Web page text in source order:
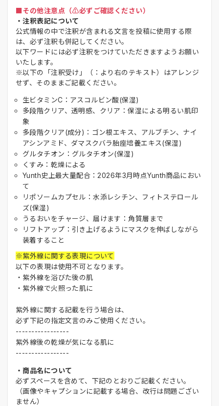
■その他注意点（⚠️必ずご確認ください）
・注釈表記について
公式情報の中で注釈が含まれる文言を投稿に使用する際
は、必ず注釈も併記してください。
以下ワードには必ず注釈をつけていただきますようお願い
いたします。
※以下の「注釈受け」（：より右のテキスト）はアレンジ
せず、そのままご記載ください。
生ビタミンC：アスコルビン酸(保湿)
多段階クリア、透明感、クリア：保湿による明るい肌印
象
多段階クリア(成分)：ゴン根エキス、アルブチン、ナイ
アシンアミド、ダマスクバラ胎座培養エキス(保湿)
グルタチオン：グルタチオン(保湿)
くすみ：乾燥による
Yunth史上最大量配合：2026年3月時点Yunth商品におい
て
リポソームカプセル：水添レシチン、フィトステロール
ズ(保湿)
うるおいをチャージ、届けます：角質層まで
リフトアップ：引き上げるようにマスクを伸ばしながら
装着すること
※紫外線に関する表現について
以下の表現は使用不可となります。
・紫外線を浴びた後の肌
・紫外線で火照った肌に
紫外線に関する記載を行う場合は、
必ず下記の指定文言のみご使用ください。
-----------------
紫外線後の乾燥が気になる肌に
-----------------
・商品名について
必ずスペースを含めて、下記のとおりご記載ください。
（画像やキャプションに記載する場合、改行は問題ござい
ません）